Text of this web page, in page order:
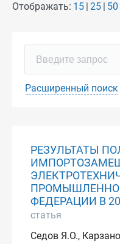
Отображать: 15 25 50
Расширенный поиск
РЕЗУЛЬТАТЫ
ФЕДЕРАЦИИ В
статья
Седов Я.О.,